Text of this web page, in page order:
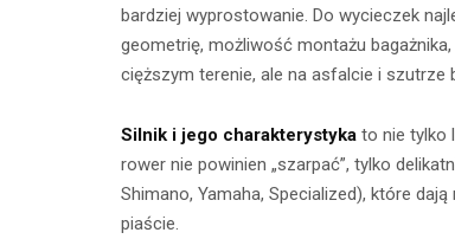
bardziej wyprostowanie. Do wycieczek
geometrię, możliwość montażu
cięższym terenie, ale na asfalcie i
Silnik i jego charakterystyka to nie tylko
rower nie powinien „szarpać”, tylko
Shimano, Yamaha, Specialized), które
piaście.